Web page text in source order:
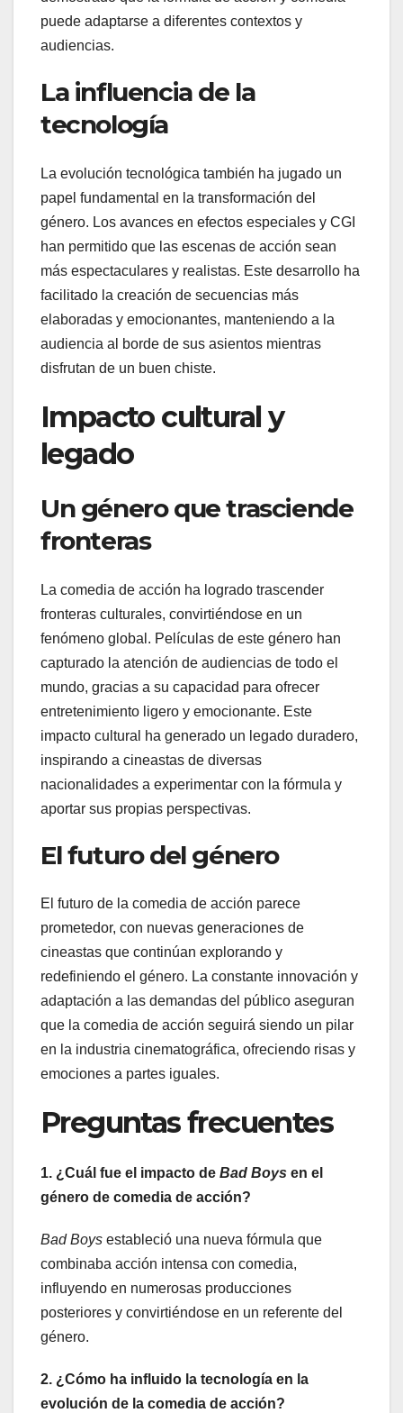
puede adaptarse a diferentes contextos y
audiencias.
La influencia de la
tecnología
La evolución tecnológica también ha jugado un
papel fundamental en la transformación del
género. Los avances en efectos especiales y CGI
han permitido que las escenas de acción sean
más espectaculares y realistas. Este desarrollo ha
facilitado la creación de secuencias más
elaboradas y emocionantes, manteniendo a la
audiencia al borde de sus asientos mientras
disfrutan de un buen chiste.
Impacto cultural y
legado
Un género que trasciende
fronteras
La comedia de acción ha logrado trascender
fronteras culturales, convirtiéndose en un
fenómeno global. Películas de este género han
capturado la atención de audiencias de todo el
mundo, gracias a su capacidad para ofrecer
entretenimiento ligero y emocionante. Este
impacto cultural ha generado un legado duradero,
inspirando a cineastas de diversas
nacionalidades a experimentar con la fórmula y
aportar sus propias perspectivas.
El futuro del género
El futuro de la comedia de acción parece
prometedor, con nuevas generaciones de
cineastas que continúan explorando y
redefiniendo el género. La constante innovación y
adaptación a las demandas del público aseguran
que la comedia de acción seguirá siendo un pilar
en la industria cinematográfica, ofreciendo risas y
emociones a partes iguales.
Preguntas frecuentes
1. ¿Cuál fue el impacto de Bad Boys en el
género de comedia de acción?
Bad Boys estableció una nueva fórmula que
combinaba acción intensa con comedia,
influyendo en numerosas producciones
posteriores y convirtiéndose en un referente del
género.
2. ¿Cómo ha influido la tecnología en la
evolución de la comedia de acción?